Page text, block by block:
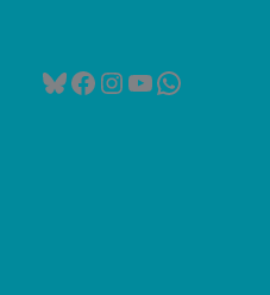
Bluesky
Facebook
Instagram
YouTube